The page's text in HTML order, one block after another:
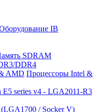
IB
SDRAM
DDR4
Процессоры Intel &
series v4 - LGA2011-R3
/ Socker V)